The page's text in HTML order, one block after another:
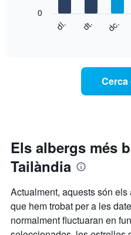
el
preu
mitjà
habitació
de
la
setmana
El
té
1
eix
X
dl. dt. dc.
0
Els albergs més
Tailàndia
Actualment, aquests són
que hem trobat per a les
normalment fluctuaran en